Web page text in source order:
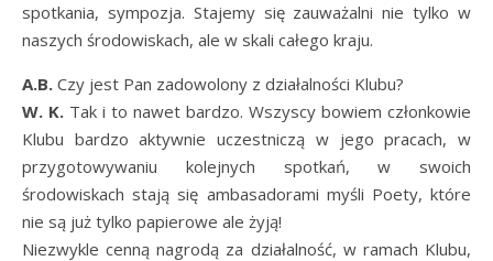
spotkania, sympozja. Stajemy się zauważalni nie tylko w
naszych środowiskach, ale w skali całego kraju.
A.B. Czy jest Pan zadowolony z działalności Klubu?
W. K. Tak i to nawet bardzo. Wszyscy bowiem członkowie
Klubu bardzo aktywnie uczestniczą w jego pracach, w
przygotowywaniu kolejnych spotkań, w swoich
środowiskach stają się ambasadorami myśli Poety, które
nie są już tylko papierowe ale żyją!
Niezwykle cenną nagrodą za działalność, w ramach Klubu,